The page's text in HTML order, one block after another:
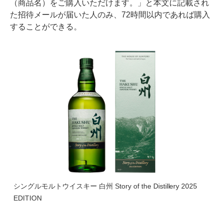
（商品名）をご購入いただけます。」と本文に記載され
た招待メールが届いた人のみ、72時間以内であれば購入
することができる。
シングルモルトウイスキー 白州 Story of the Distillery 2025
EDITION